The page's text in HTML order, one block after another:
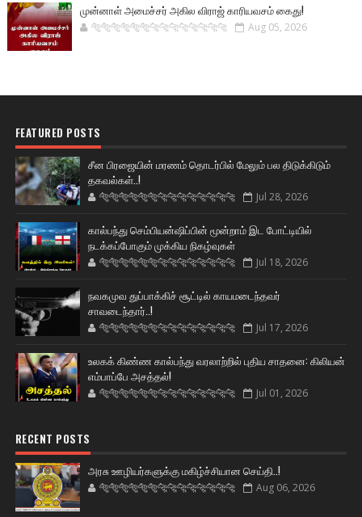
முன்னாள் அமைச்சர் அகில விராஜ் காரியவசம் கைது!
🐅🐅🐅🐅🐅🐅🐆🐆🐆🐆🐆🐆🐆🐆 Aug 05, 2026
FEATURED POSTS
சீன பிரஜையின் மரணம் தொடர்பில் மேலும் பல திடுக்கிடும்
தகவல்கள்..!
🐅🐅🐅🐅🐅🐅🐆🐆🐆🐆🐆🐆🐆🐆 Jul 28, 2026
கால்பந்து செம்பியன்ஷிப்பின் மூன்றாம் இட போட்டியில்
நடக்கப்போகும் முக்கிய நிகழ்வுகள்
🐅🐅🐅🐅🐅🐅🐆🐆🐆🐆🐆🐆🐆🐆 Jul 18, 2026
நவகமுவ துப்பாக்கிச் சூட்டில் காயமடைந்தவர்
சாவடைந்தார்..!
🐅🐅🐅🐅🐅🐅🐆🐆🐆🐆🐆🐆🐆🐆 Jul 17, 2026
உலகக் கிண்ண கால்பந்து வரலாற்றில் புதிய சாதனை: கிலியன்
எம்பாப்பே அசத்தல்!
🐅🐅🐅🐅🐅🐅🐆🐆🐆🐆🐆🐆🐆🐆 Jul 01, 2026
RECENT POSTS
அரசு ஊழியர்களுக்கு மகிழ்ச்சியான செய்தி..!
🐅🐅🐅🐅🐅🐅🐆🐆🐆🐆🐆🐆🐆🐆 Aug 06, 2026